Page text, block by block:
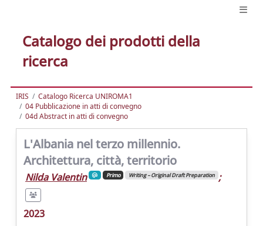
Catalogo dei prodotti della
ricerca
IRIS
Catalogo Ricerca UNIROMA1
04 Pubblicazione in atti di convegno
04d Abstract in atti di convegno
L'Albania nel terzo millennio.
Architettura, città, territorio
Nilda Valentin Primo Writing – Original Draft Preparation ;
2023